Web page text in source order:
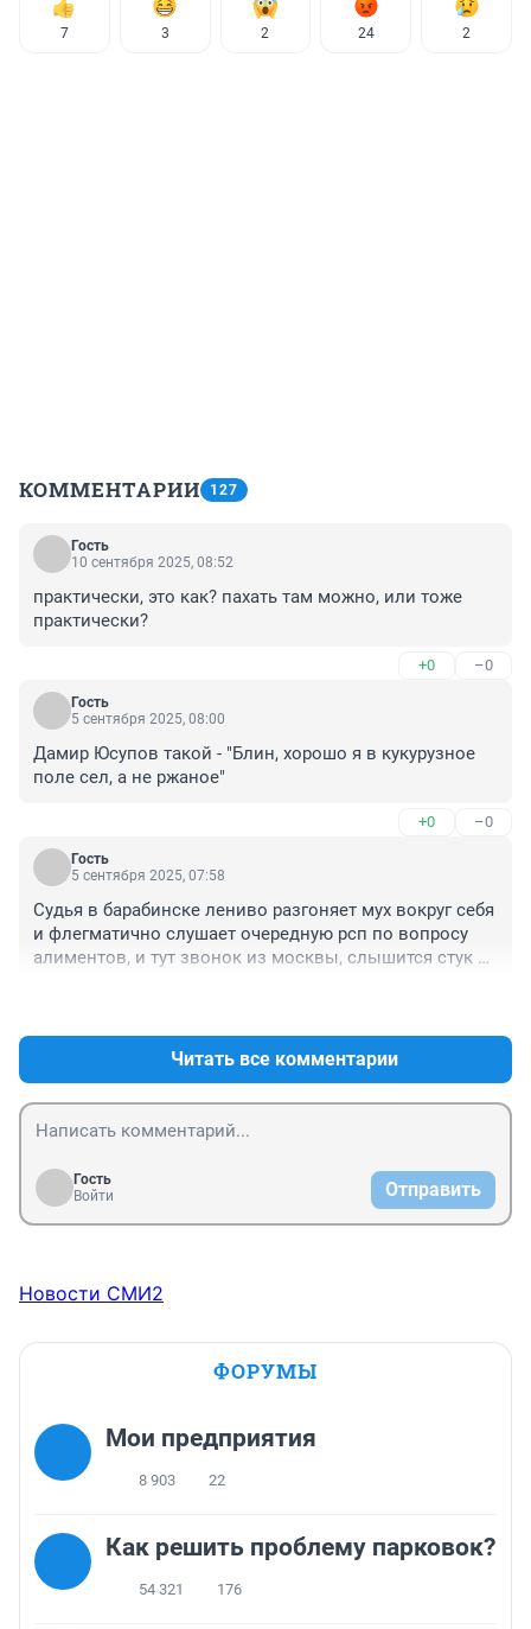
7 3 2 24 2
КОММЕНТАРИИ 127
Гость
10 сентября 2025, 08:52
практически, это как? пахать там можно, или тоже
практически?
+0 –0
Гость
5 сентября 2025, 08:00
Дамир Юсупов такой - "Блин, хорошо я в кукурузное
поле сел, а не ржаное"
+0 –0
Гость
5 сентября 2025, 07:58
Судья в барабинске лениво разгоняет мух вокруг себя
и флегматично слушает очередную рсп по вопросу
алиментов, и тут звонок из москвы, слышится стук
Читать все комментарии
Гость
Войти
Отправить
Новости СМИ2
ФОРУМЫ
Мои предприятия
8 903 22
Как решить проблему парковок?
54 321 176